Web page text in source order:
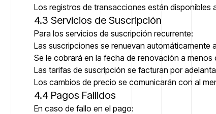
Los registros de transacciones están disponibles
4.3 Servicios de Suscripción
Para los servicios de suscripción recurrente:
Las suscripciones se renuevan automáticamente
Se le cobrará en la fecha de renovación a menos
Las tarifas de suscripción se facturan por
Los cambios de precio se comunicarán con al
4.4 Pagos Fallidos
En caso de fallo en el pago: